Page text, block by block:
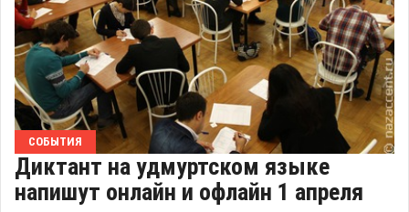
СОБЫТИЯ
Диктант на удмуртском языке
напишут онлайн и офлайн 1 апреля